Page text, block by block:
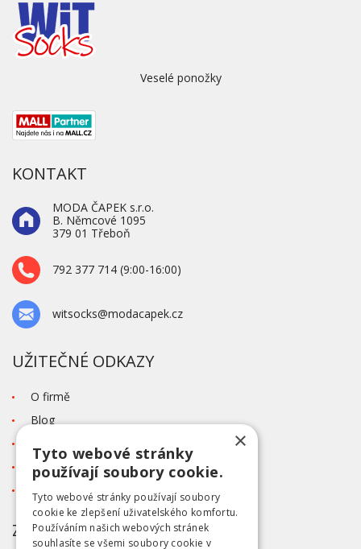
Veselé ponožky
KONTAKT
MODA ČAPEK s.r.o.
B. Němcové 1095
379 01 Třeboň
792 377 714 (9:00-16:00)
witsocks@modacapek.cz
UŽITEČNÉ ODKAZY
O firmě
Blog
Tabulka velikostí
Ochrana osobních údajů GDPR
ZÁKAZNICKÝ SERVIS
×
Tyto webové stránky
používají soubory cookie.
Tyto webové stránky používají soubory
cookie ke zlepšení uživatelského komfortu.
Používáním našich webových stránek
souhlasíte se všemi soubory cookie v